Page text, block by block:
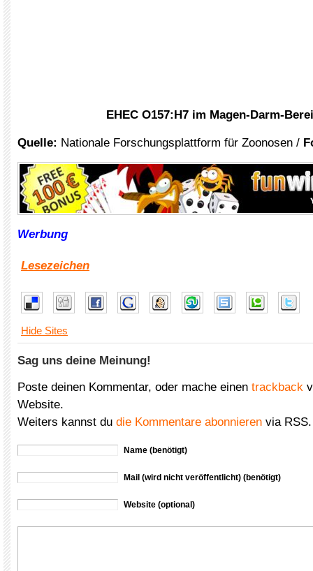
EHEC O157:H7 im Magen-Darm-
Quelle: Nationale Forschungsplattform für Zoonosen /
Werbung
Lesezeichen
Hide Sites
Sag uns deine Meinung!
Poste deinen Kommentar, oder mache einen trackback
Website.
Weiters kannst du die Kommentare abonnieren via RSS.
Name (benötigt)
Mail (wird nicht veröffentlicht) (benötigt)
Website (optional)